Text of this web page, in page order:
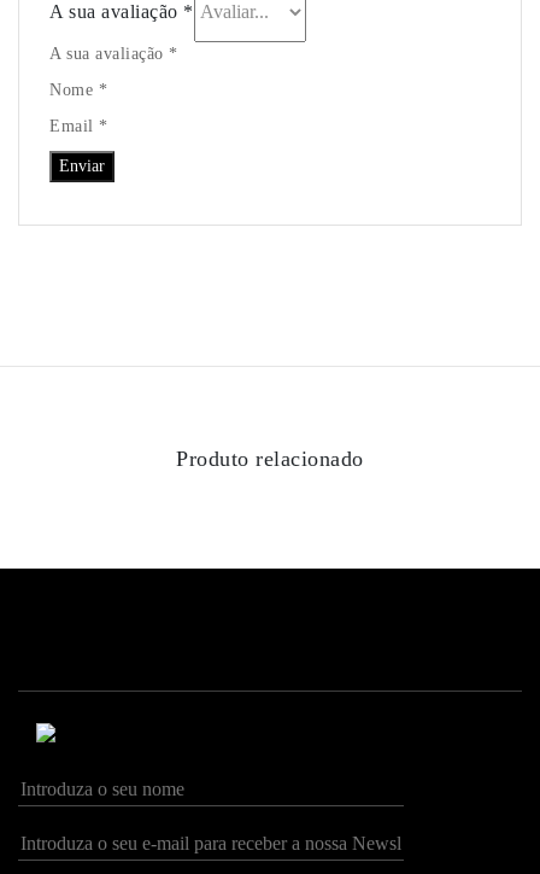
A sua avaliação *
A sua avaliação *
Nome *
Email *
Produto relacionado